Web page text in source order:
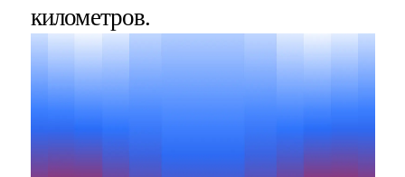
километров.